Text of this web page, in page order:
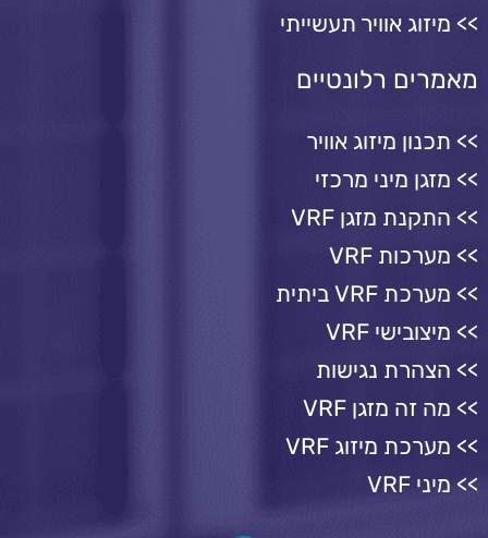
מיזוג אוויר תעשייתי
מאמרים רלונטיים
תכנון מיזוג אוויר
מזגן מיני מרכזי
התקנת מזגן VRF
מערכות VRF
מערכת VRF ביתית
מיצובישי VRF
הצהרת נגישות
מה זה מזגן VRF
מערכת מיזוג VRF
מיני VRF